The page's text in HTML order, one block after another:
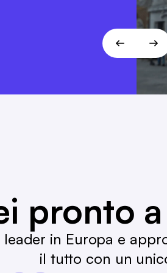
Ramelow
pronto
in Europa e
il tutto con un